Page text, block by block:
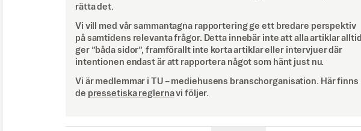
rätta det.
Vi vill med vår sammantagna rapportering ge ett bredare perspektiv
på samtidens relevanta frågor. Detta innebär inte att alla artiklar alltid
ger ”båda sidor”, framförallt inte korta artiklar eller intervjuer där
intentionen endast är att rapportera något som hänt just nu.
Vi är medlemmar i TU – mediehusens branschorganisation. Här finns
de pressetiska reglernavi följer.